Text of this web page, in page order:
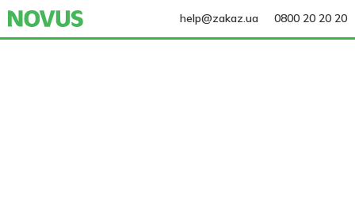
help@zakaz.ua 0800 20 20 20